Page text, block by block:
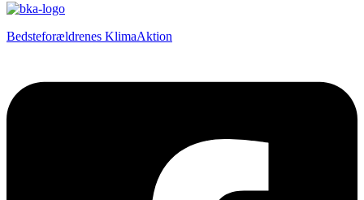
Bedsteforældrenes KlimaAktion​